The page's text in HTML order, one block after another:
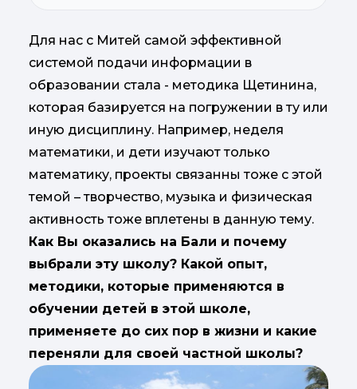
Для нас с Митей самой эффективной
системой подачи информации в
образовании стала - методика Щетинина,
которая базируется на погружении в ту или
иную дисциплину. Например, неделя
математики, и дети изучают только
математику, проекты связанны тоже с этой
темой – творчество, музыка и физическая
активность тоже вплетены в данную тему.
Как Вы оказались на Бали и почему
выбрали эту школу? Какой опыт,
методики, которые применяются в
обучении детей в этой школе,
применяете до сих пор в жизни и какие
переняли для своей частной школы?